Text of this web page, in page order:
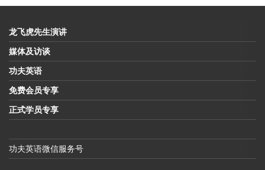
龙飞虎先生演讲
媒体及访谈
功夫英语
免费会员专享
正式学员专享
功夫英语微信服务号